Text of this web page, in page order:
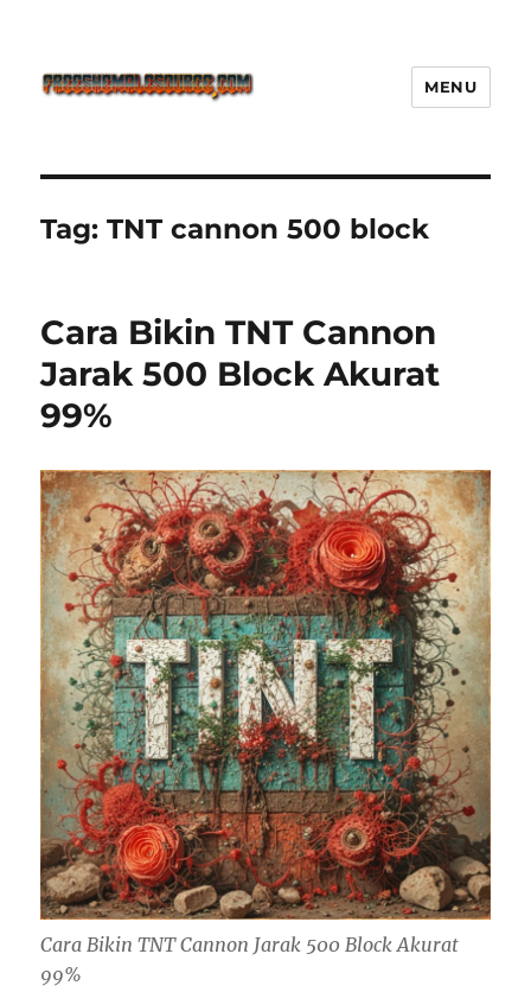
Defense Main Game Ini Pasti
Ketagihan!
MENU
Tag:TNT cannon 500 block
Cara Bikin TNT Cannon
Jarak 500 Block Akurat
99%
Cara Bikin TNT Cannon Jarak 500 Block Akurat
99%